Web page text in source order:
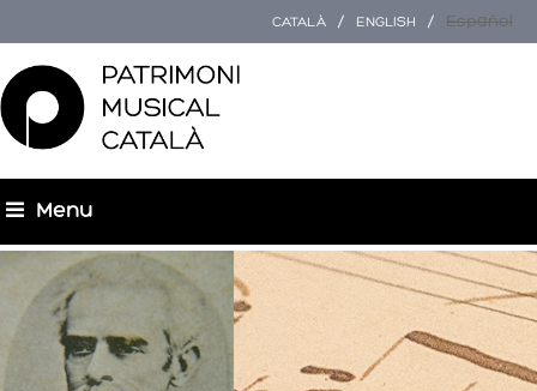
CATALÀ ENGLISH Español
Menu
You are here